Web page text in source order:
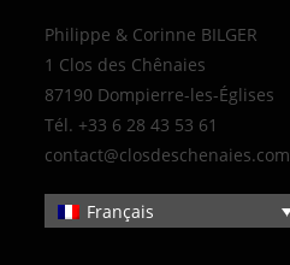
Philippe & Corinne BILGER
1 Clos des Chênaies
87190 Dompierre-les-Églises
Tél. +33 6 28 43 53 61
contact@closdeschenaies.com
Français